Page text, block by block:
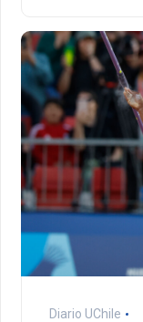
Diario UChile